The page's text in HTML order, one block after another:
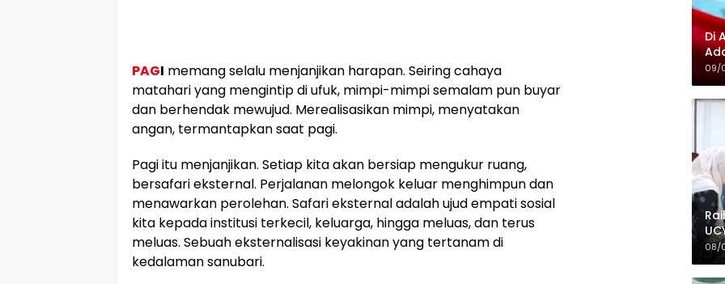
PAGI memang selalu menjanjikan harapan. Seiring cahaya
matahari yang mengintip di ufuk, mimpi-mimpi semalam pun buyar
dan berhendak mewujud. Merealisasikan mimpi, menyatakan
angan, termantapkan saat pagi.
Pagi itu menjanjikan. Setiap kita akan bersiap mengukur ruang,
bersafari eksternal. Perjalanan melongok keluar menghimpun dan
menawarkan perolehan. Safari eksternal adalah ujud empati sosial
kita kepada institusi terkecil, keluarga, hingga meluas, dan terus
meluas. Sebuah eksternalisasi keyakinan yang tertanam di
kedalaman sanubari.
Di
09/
08/